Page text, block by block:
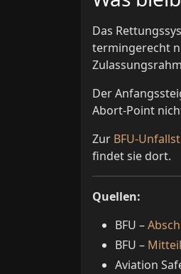
Das
termingerecht
Der
Abort-Point
Zur BFU-
findet sie dort.
Quellen:
BFU –
BFU –
Aviation